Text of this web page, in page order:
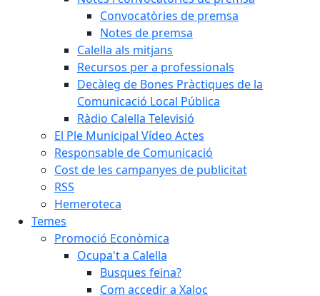
Convocatòries de premsa
Notes de premsa
Calella als mitjans
Recursos per a professionals
Decàleg de Bones Pràctiques de la
Comunicació Local Pública
Ràdio Calella Televisió
El Ple Municipal Vídeo Actes
Responsable de Comunicació
Cost de les campanyes de publicitat
RSS
Hemeroteca
Temes
Promoció Econòmica
Ocupa't a Calella
Busques feina?
Com accedir a Xaloc